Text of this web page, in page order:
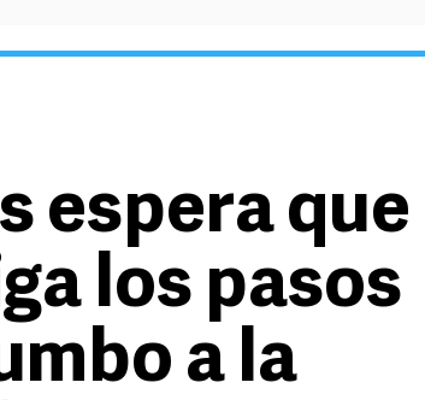
espera que
los pasos
a la